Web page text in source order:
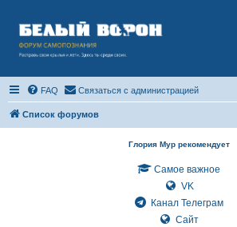
FAQ Связаться с администрацией
Список форумов
Глория Мур рекомендует
Самое важное
VK
Канал Телеграм
Сайт